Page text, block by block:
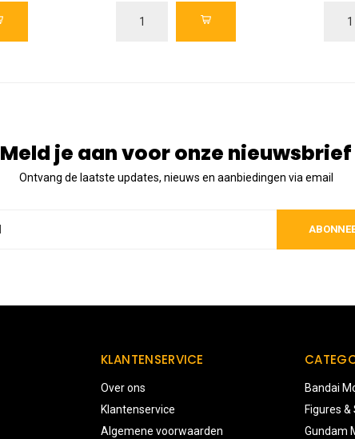
Meld je aan voor onze nieuwsbrief
Ontvang de laatste updates, nieuws en aanbiedingen via email
KLANTENSERVICE
Over ons
Klantenservice
Algemene voorwaarden
Bandai
Figures
Gundam